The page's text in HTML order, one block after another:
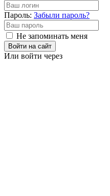
Пароль: Забыли пароль?
Не запоминать меня
Войти на сайт
Или войти через